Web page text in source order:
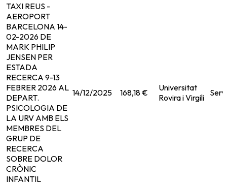
TAXI REUS -
AEROPORT
BARCELONA 14-
02-2026 DE
MARK PHILIP
JENSEN PER
ESTADA
RECERCA 9-13
FEBRER 2026 AL
DEPART.
PSICOLOGIA DE
LA URV AMB ELS
MEMBRES DEL
GRUP DE
RECERCA
SOBRE DOLOR
CRÒNIC
INFANTIL
14/12/2025 168,18 €
Universitat
Rovira i Virgili